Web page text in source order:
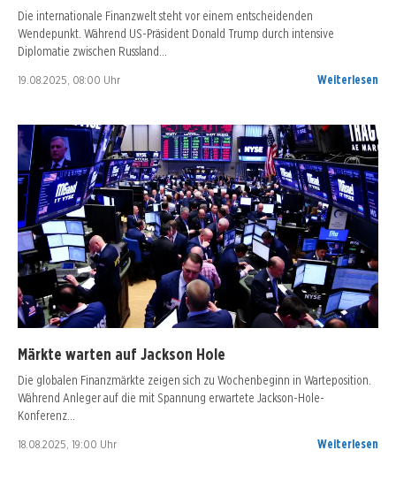
Die internationale Finanzwelt steht vor einem entscheidenden
Wendepunkt. Während US-Präsident Donald Trump durch intensive
Diplomatie zwischen Russland…
19.08.2025, 08:00 Uhr Weiterlesen
Märkte warten auf Jackson Hole
Die globalen Finanzmärkte zeigen sich zu Wochenbeginn in Warteposition.
Während Anleger auf die mit Spannung erwartete Jackson-Hole-
Konferenz…
18.08.2025, 19:00 Uhr Weiterlesen